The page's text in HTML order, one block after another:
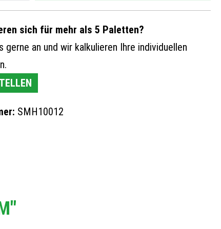
sich für mehr als 5 Paletten?
gerne an und wir kalkulieren Ihre individuellen
SMH10012